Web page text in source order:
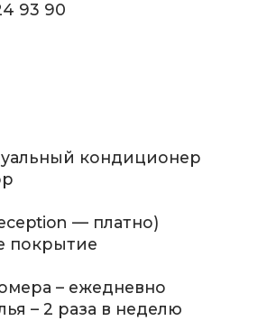
93 90
кондиционер
— платно)
покрытие
– ежедневно
– 2 раза в неделю